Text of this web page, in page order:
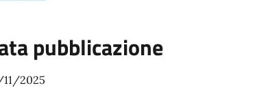
pubblicazione
2025